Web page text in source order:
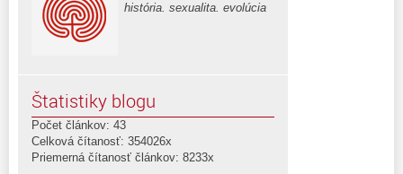
história. sexualita. evolúcia
Štatistiky blogu
Počet článkov: 43
Celková čítanosť: 354026x
Priemerná čítanosť článkov: 8233x